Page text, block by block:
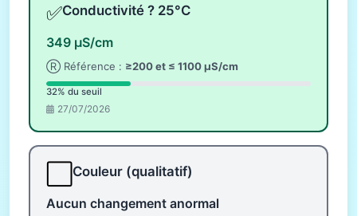
✅Conductivité ? 25°C
349 µS/cm
Ⓡ Référence : ≥200 et ≤ 1100 µS/cm
32% du seuil
27/07/2026
Couleur (qualitatif)
Aucun changement anormal